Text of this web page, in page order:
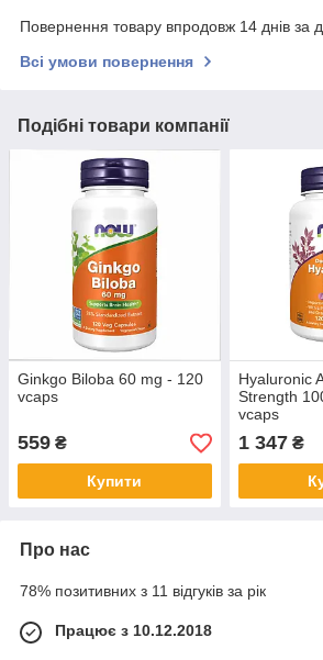
Повернення товару впродовж 14 днів за
Всі умови повернення
Подібні товари компанії
Ginkgo Biloba 60 mg - 120
vcaps
559 ₴
Купити
Hyaluronic
Strength
vcaps
1 347₴
Про нас
78% позитивних з 11 відгуків за рік
Працює з 10.12.2018